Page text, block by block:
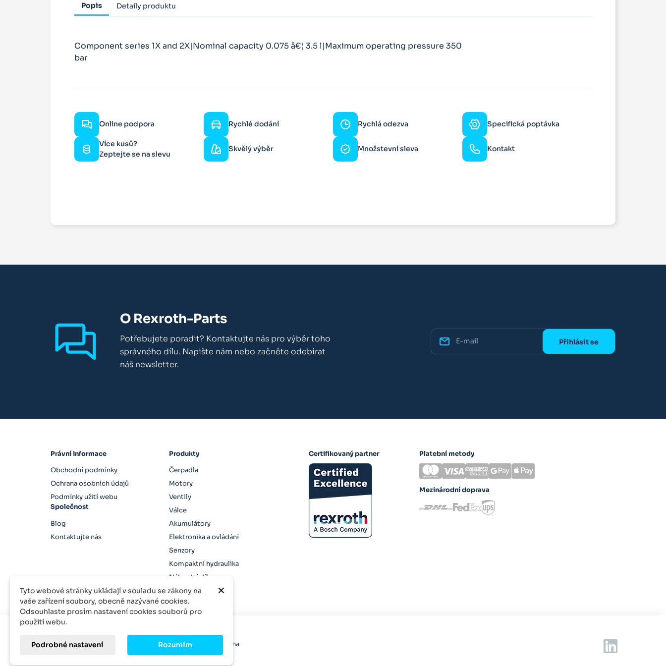
Popis Detaily produktu
Component series 1X and 2X|Nominal capacity 0.075 â€¦ 3.5 l|Maximum operating pressure 350
bar
Online podpora Rychlé dodání Rychlá odezva Specifická poptávka
Více kusů?
Zeptejte se na slevu
Skvělý výběr Množstevní sleva Kontakt
O Rexroth-Parts
Potřebujete poradit? Kontaktujte nás pro výběr toho
správného dílu. Napište nám nebo začněte odebírat
náš newsletter.
Právní informace
Obchodní podmínky
Ochrana osobních údajů
Podmínky užití webu
Společnost
Blog
Kontaktujte nás
Produkty
Čerpadla
Motory
Ventily
Válce
Akumulátory
Elektronika a ovládání
Senzory
Kompaktní hydraulika
Náhradní díly
Certifikovaný partner Platební metody
Mezinárodní doprava
© 2026 Rexroth-Parts, inodo s.r.o. Všechna práva vyhrazena
×
Tyto webové stránky ukládají v souladu se zákony na
vaše zařízení soubory, obecně nazývané cookies.
Odsouhlaste prosím nastavení cookies souborů pro
použití webu.
Podrobné nastavení Rozumím